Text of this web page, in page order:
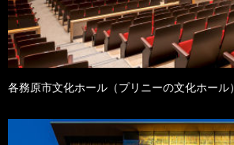
各務原市文化ホール（プリニーの文化ホール）